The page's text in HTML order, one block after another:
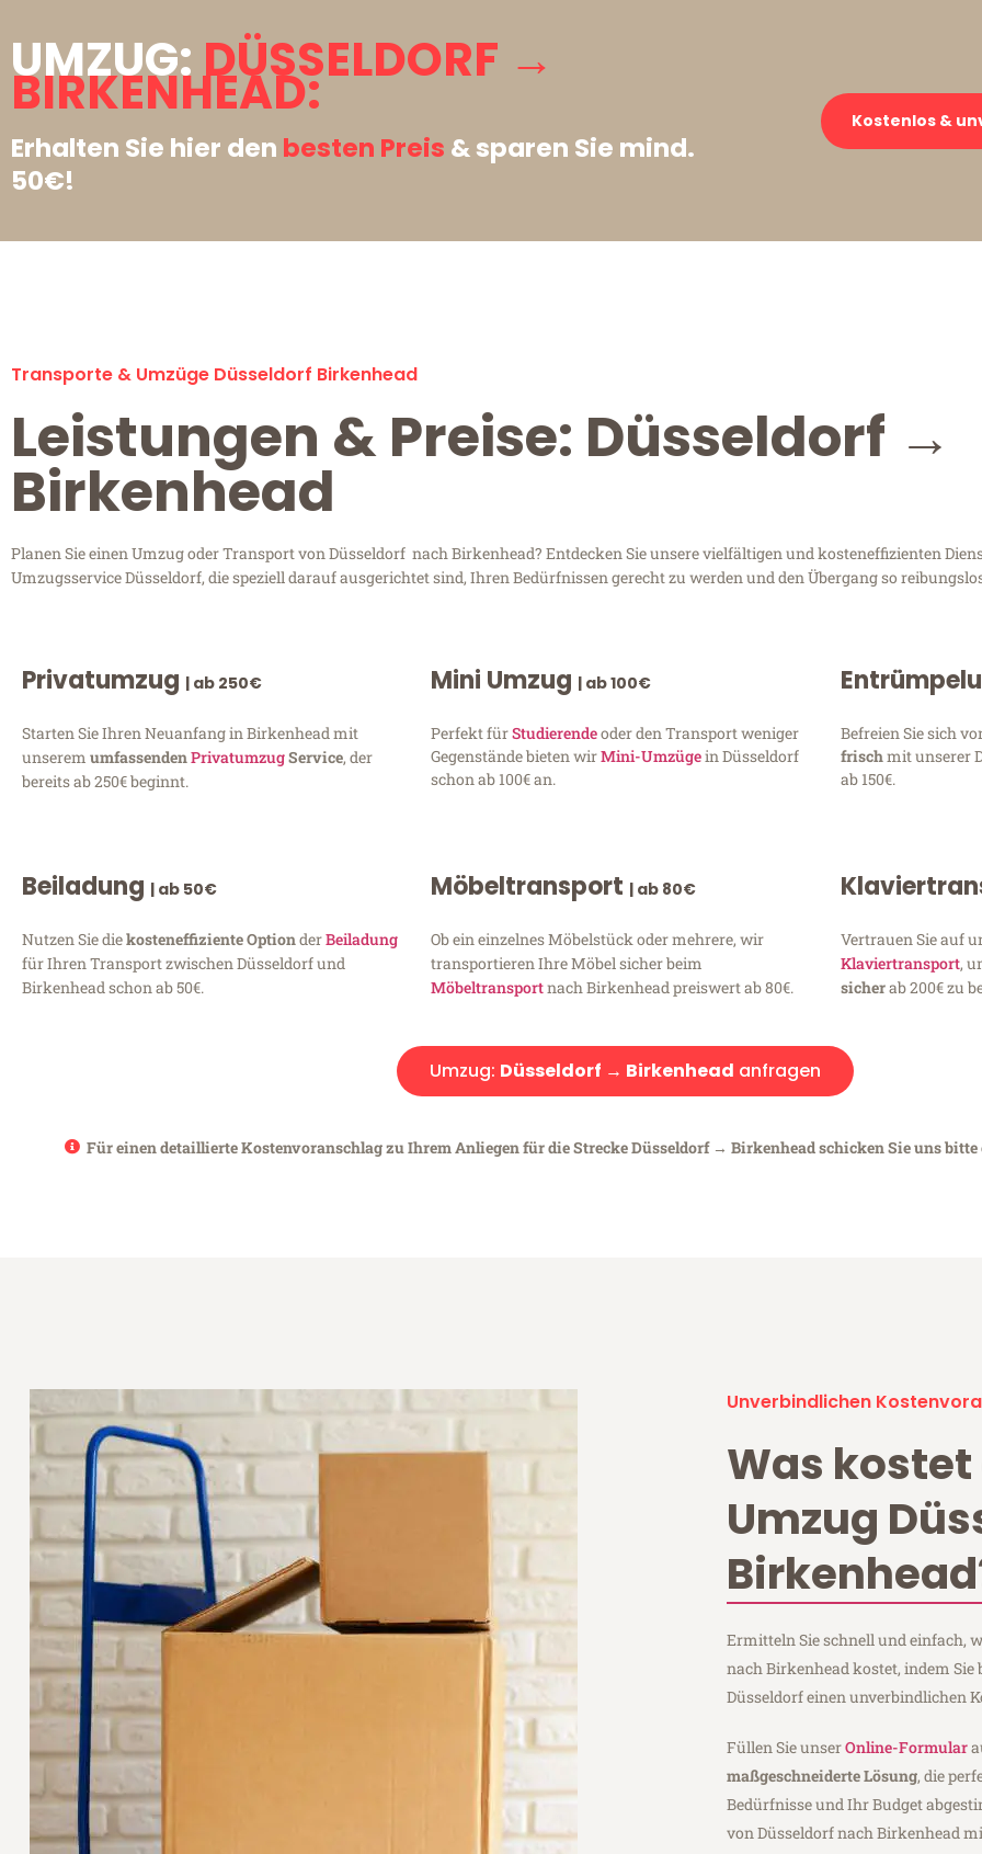
UMZUG:DÜSSELDORF →
BIRKENHEAD:
Erhalten Sie hier den besten Preis & sparen Sie mind.
50€!
Kostenlos &
Transporte & Umzüge Düsseldorf Birkenhead
Leistungen & Preise: Düsseldorf →
Birkenhead
Planen Sie einen Umzug oder Transport von Düsseldorf nach Birkenhead? Entdecken Sie unsere vielfältigen und kosteneffizienten
Umzugsservice Düsseldorf, die speziell darauf ausgerichtet sind, Ihren Bedürfnissen gerecht zu werden und den Übergang so
Privatumzug | ab 250€
Starten Sie Ihren Neuanfang in Birkenhead mit
unserem umfassendenPrivatumzugService, der
bereits ab 250€ beginnt.
Mini Umzug | ab 100€
Perfekt fürStudierendeoder den Transport weniger
Gegenstände bieten wirMini-Umzügein Düsseldorf
schon ab 100€ an.
Befreien Sie sich
frischmit unserer
ab 150€.
Beiladung | ab 50€
Nutzen Sie diekosteneffiziente OptionderBeiladung
für Ihren Transport zwischen Düsseldorf und
Birkenhead schon ab 50€.
Möbeltransport | ab 80€
Ob ein einzelnes Möbelstück oder mehrere, wir
transportieren Ihre Möbel sicher beim
Möbeltransportnach Birkenhead preiswert ab 80€.
Vertrauen Sie auf
Klaviertransport,
sicherab 200€ zu
Umzug: Düsseldorf → Birkenhead anfragen
Für einen detaillierte Kostenvoranschlag zu Ihrem Anliegen für die Strecke Düsseldorf → Birkenhead schicken Sie uns
Unverbindlichen
Was kostet
Umzug
Ermitteln Sie schnell und einfach,
nach Birkenhead kostet, indem Sie
Düsseldorf einen unverbindlichen
Füllen Sie unserOnline-Formular
maßgeschneiderte Lösung, die
Bedürfnisse und Ihr Budget
von Düsseldorf nach Birkenhead